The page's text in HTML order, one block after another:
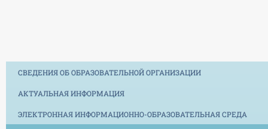
СВЕДЕНИЯ ОБ ОБРАЗОВАТЕЛЬНОЙ ОРГАНИЗАЦИИ
АКТУАЛЬНАЯ ИНФОРМАЦИЯ
ЭЛЕКТРОННАЯ ИНФОРМАЦИОННО-ОБРАЗОВАТЕЛЬНАЯ СРЕДА